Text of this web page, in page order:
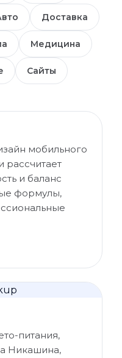
Доставка
Медицина
Сайты
мобильного
рассчитает
и баланс
формулы,
питания,
Никашина,